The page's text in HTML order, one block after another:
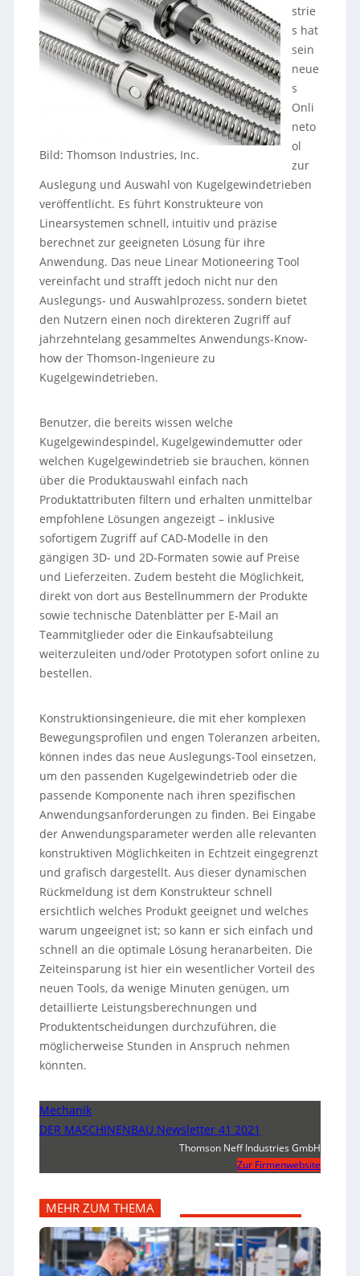
Bild: Thomson Industries, Inc.
strie
s hat
sein
neue
s
Onli
neto
ol
zur
Auslegung und Auswahl von Kugelgewindetrieben
veröffentlicht. Es führt Konstrukteure von
Linearsystemen schnell, intuitiv und präzise
berechnet zur geeigneten Lösung für ihre
Anwendung. Das neue Linear Motioneering Tool
vereinfacht und strafft jedoch nicht nur den
Auslegungs- und Auswahlprozess, sondern bietet
den Nutzern einen noch direkteren Zugriff auf
jahrzehntelang gesammeltes Anwendungs-Know-
how der Thomson-Ingenieure zu
Kugelgewindetrieben.
Benutzer, die bereits wissen welche
Kugelgewindespindel, Kugelgewindemutter oder
welchen Kugelgewindetrieb sie brauchen, können
über die Produktauswahl einfach nach
Produktattributen filtern und erhalten unmittelbar
empfohlene Lösungen angezeigt – inklusive
sofortigem Zugriff auf CAD-Modelle in den
gängigen 3D- und 2D-Formaten sowie auf Preise
und Lieferzeiten. Zudem besteht die Möglichkeit,
direkt von dort aus Bestellnummern der Produkte
sowie technische Datenblätter per E-Mail an
Teammitglieder oder die Einkaufsabteilung
weiterzuleiten und/oder Prototypen sofort online zu
bestellen.
Konstruktionsingenieure, die mit eher komplexen
Bewegungsprofilen und engen Toleranzen arbeiten,
können indes das neue Auslegungs-Tool einsetzen,
um den passenden Kugelgewindetrieb oder die
passende Komponente nach ihren spezifischen
Anwendungsanforderungen zu finden. Bei Eingabe
der Anwendungsparameter werden alle relevanten
konstruktiven Möglichkeiten in Echtzeit eingegrenzt
und grafisch dargestellt. Aus dieser dynamischen
Rückmeldung ist dem Konstrukteur schnell
ersichtlich welches Produkt geeignet und welches
warum ungeeignet ist; so kann er sich einfach und
schnell an die optimale Lösung heranarbeiten. Die
Zeiteinsparung ist hier ein wesentlicher Vorteil des
neuen Tools, da wenige Minuten genügen, um
detaillierte Leistungsberechnungen und
Produktentscheidungen durchzuführen, die
möglicherweise Stunden in Anspruch nehmen
könnten.
Mechanik
DER MASCHINENBAU Newsletter 41 2021
Thomson Neff Industries GmbH
Zur Firmenwebsite
MEHR ZUM THEMA